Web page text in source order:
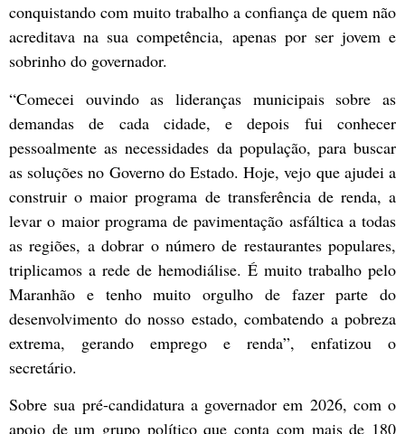
conquistando com muito trabalho a confiança de quem não
acreditava na sua competência, apenas por ser jovem e
sobrinho do governador.
“Comecei ouvindo as lideranças municipais sobre as
demandas de cada cidade, e depois fui conhecer
pessoalmente as necessidades da população, para buscar
as soluções no Governo do Estado. Hoje, vejo que ajudei a
construir o maior programa de transferência de renda, a
levar o maior programa de pavimentação asfáltica a todas
as regiões, a dobrar o número de restaurantes populares,
triplicamos a rede de hemodiálise. É muito trabalho pelo
Maranhão e tenho muito orgulho de fazer parte do
desenvolvimento do nosso estado, combatendo a pobreza
extrema, gerando emprego e renda”, enfatizou o
secretário.
Sobre sua pré-candidatura a governador em 2026, com o
apoio de um grupo político que conta com mais de 180